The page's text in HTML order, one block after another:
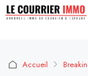
Accueil